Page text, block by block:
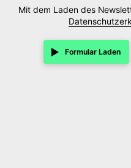
Mit dem Laden des
Formular Laden